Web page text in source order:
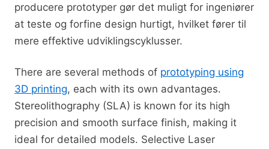
producere prototyper gør det muligt for ingeniører
at teste og forfine design hurtigt, hvilket fører til
mere effektive udviklingscyklusser.
There are several methods of prototyping using
3D printing, each with its own advantages.
Stereolithography (SLA) is known for its high
precision and smooth surface finish, making it
ideal for detailed models. Selective Laser